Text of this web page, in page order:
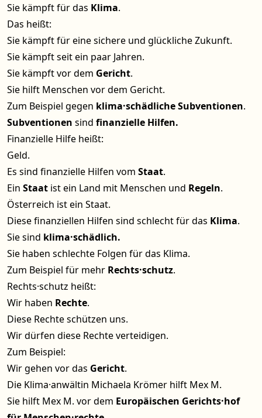
Sie kämpft für das Klima.
Das heißt:
Sie kämpft für eine sichere und glückliche Zukunft.
Sie kämpft seit ein paar Jahren.
Sie kämpft vor dem Gericht.
Sie hilft Menschen vor dem Gericht.
Zum Beispiel gegen klima·schädlicheSubventionen.
Subventionen sind finanzielle Hilfen.
Finanzielle Hilfe heißt:
Geld.
Es sind finanzielle Hilfen vom Staat.
Ein Staatist ein Land mit Menschen und Regeln.
Österreich ist ein Staat.
Diese finanziellen Hilfen sind schlecht für das Klima.
Sie sind klima·schädlich.
Sie haben schlechte Folgen für das Klima.
Zum Beispiel für mehr Rechts·schutz.
Rechts·schutz heißt:
Wir haben Rechte.
Diese Rechte schützen uns.
Wir dürfen diese Rechte verteidigen.
Zum Beispiel:
Wir gehen vor das Gericht.
Die Klima·anwältin Michaela Krömer hilft Mex M.
Sie hilft Mex M. vor dem Europäischen Gerichts·hof